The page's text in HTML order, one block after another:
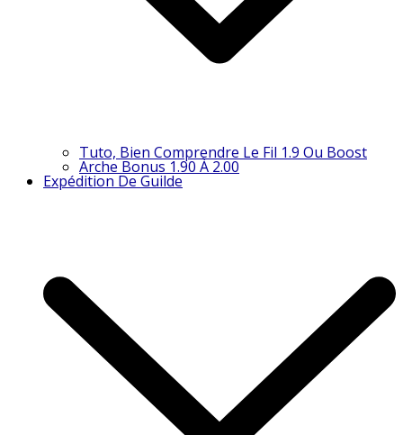
Tuto, Bien Comprendre Le Fil 1.9 Ou Boost
Arche Bonus 1.90 À 2.00
Expédition De Guilde